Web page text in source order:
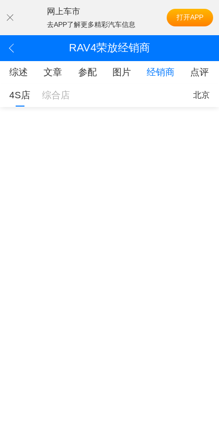
网上车市
去APP了解更多精彩汽车信息
打开APP
RAV4荣放经销商
综述 文章 参配 图片 经销商 点评
4S店 综合店 北京